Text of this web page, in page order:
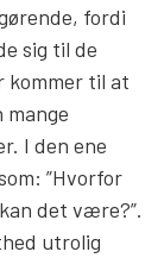
fordi
sig til de
kommer til at
I den ene
”Hvorfor
det være?”.
utrolig